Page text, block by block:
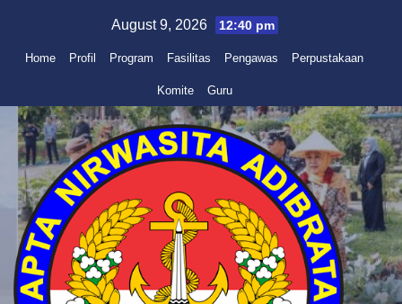
content
August 9, 2026 12:40 pm
Home Profil Program Fasilitas Pengawas Perpustakaan
Komite Guru